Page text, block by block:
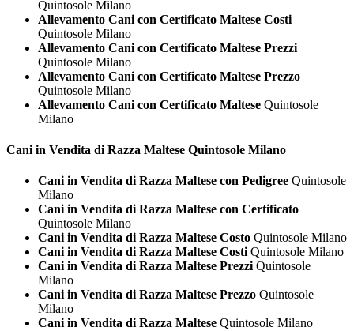
Quintosole Milano
Allevamento Cani con Certificato Maltese Costi
Quintosole Milano
Allevamento Cani con Certificato Maltese Prezzi
Quintosole Milano
Allevamento Cani con Certificato Maltese Prezzo
Quintosole Milano
Allevamento Cani con Certificato Maltese Quintosole
Milano
Cani in Vendita di Razza Maltese Quintosole Milano
Cani in Vendita di Razza Maltese con Pedigree Quintosole
Milano
Cani in Vendita di Razza Maltese con Certificato
Quintosole Milano
Cani in Vendita di Razza Maltese Costo Quintosole Milano
Cani in Vendita di Razza Maltese CostiQuintosole Milano
Cani in Vendita di Razza Maltese PrezziQuintosole
Milano
Cani in Vendita di Razza Maltese Prezzo Quintosole
Milano
Cani in Vendita di Razza Maltese Quintosole Milano